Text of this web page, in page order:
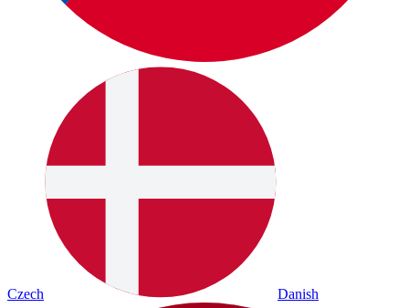
Czech Danish